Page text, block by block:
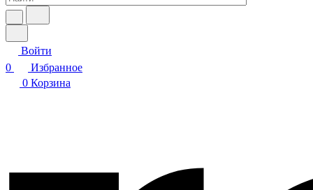
Войти
0
Избранное
0 Корзина